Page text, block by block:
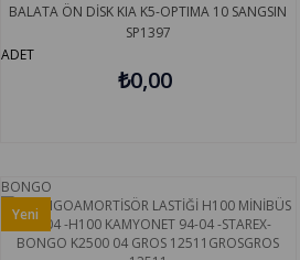
BALATA ÖN DİSK KIA K5-OPTIMA 10 SANGSIN
SP1397
ADET
₺0,00
BONGO
Yeni
Ürün